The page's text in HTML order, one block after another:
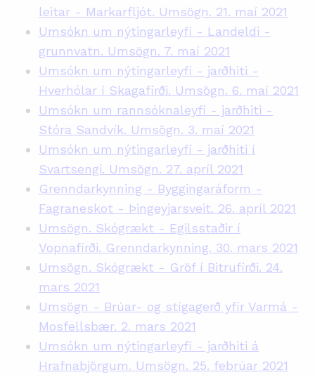
leitar - Markarfljót. Umsögn. 21. maí 2021
Umsókn um nýtingarleyfi - Landeldi -
grunnvatn. Umsögn. 7. maí 2021
Umsókn um nýtingarleyfi - jarðhiti -
Hverhólar í Skagafirði. Umsögn. 6. maí 2021
Umsókn um rannsóknaleyfi - jarðhiti -
Stóra Sandvík. Umsögn. 3. maí 2021
Umsókn um nýtingarleyfi - jarðhiti í
Svartsengi. Umsögn. 27. apríl 2021
Grenndarkynning - Byggingaráform -
Fagraneskot - Þingeyjarsveit. 26. apríl 2021
Umsögn. Skógrækt - Egilsstaðir í
Vopnafirði. Grenndarkynning. 30. mars 2021
Umsögn. Skógrækt - Gröf í Bitrufirði. 24.
mars 2021
Umsögn - Brúar- og stígagerð yfir Varmá -
Mosfellsbær. 2. mars 2021
Umsókn um nýtingarleyfi - jarðhiti á
Hrafnabjörgum. Umsögn. 25. febrúar 2021